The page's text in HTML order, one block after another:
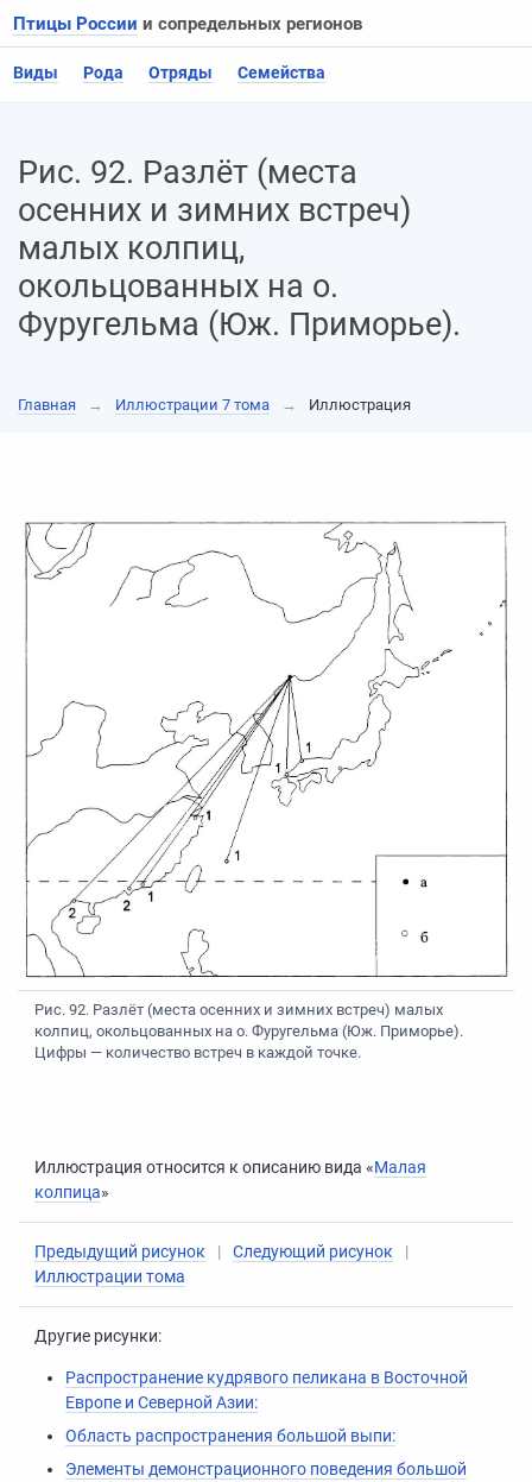
Птицы России и сопредельных регионов
Виды Рода Отряды Семейства
Рис. 92. Разлёт (места
осенних и зимних встреч)
малых колпиц,
окольцованных на о.
Фуругельма (Юж. Приморье).
Главная → Иллюстрации 7 тома → Иллюстрация
Рис. 92. Разлёт (места осенних и зимних встреч) малых
колпиц, окольцованных на о. Фуругельма (Юж. Приморье).
Цифры — количество встреч в каждой точке.
Иллюстрация относится к описанию вида «Малая
колпица»
Предыдущий рисунок | Следующий рисунок
|
Иллюстрации тома
Другие рисунки:
Распространение кудрявого пеликана в Восточной
Европе и Северной Азии:
Область распространения большой выпи:
Элементы демонстрационного поведения большой